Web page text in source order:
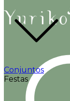
Conjuntos
Festas